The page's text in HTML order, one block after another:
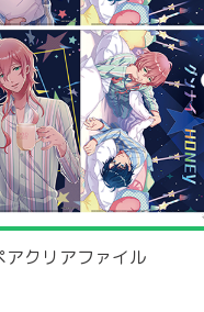
アクリアファイル